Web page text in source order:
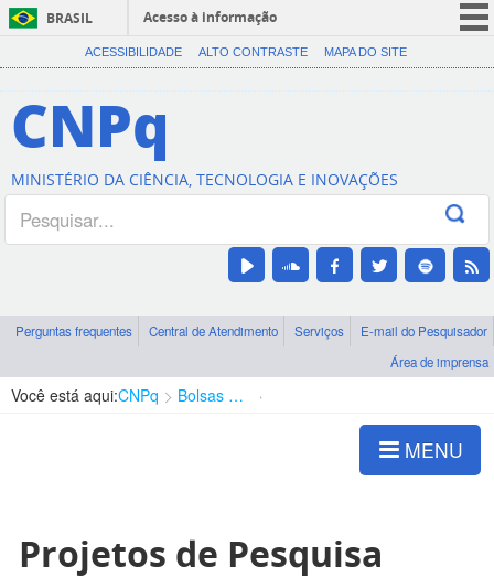
BRASIL
Acesso à informação
CORONAVÍRUS (COVID-19)
Canais
ACESSIBILIDADE ALTO CONTRASTE MAPA DO SITE
CNPq
MINISTÉRIO DA CIÊNCIA, TECNOLOGIA E INOVAÇÕES
Perguntas frequentes Central de Atendimento Serviços
E-mail do Pesquisador
Área de imprensa
Você está aqui:CNPq Bolsas e Auxílios Vigentes
MENU
Projetos de Pesquisa